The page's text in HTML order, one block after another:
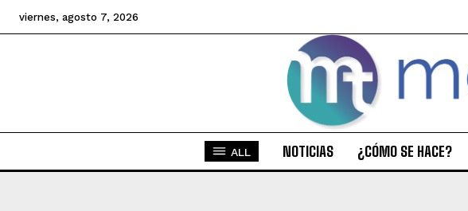
viernes, agosto 7, 2026
ALL NOTICIAS ¿CÓMO SE HACE?